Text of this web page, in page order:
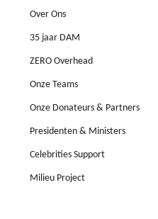
Over Ons
35 jaar DAM
ZERO Overhead
Onze Teams
Onze Donateurs & Partners
Presidenten & Ministers
Celebrities Support
Milieu Project